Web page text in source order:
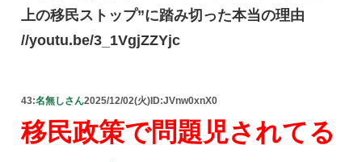
上の移民ストップ”に踏み切った本当の理由
//youtu.be/3_1VgjZZYjc
43:名無しさん2025/12/02(火) ID:JVnw0xnX0
移民政策で問題児されてる